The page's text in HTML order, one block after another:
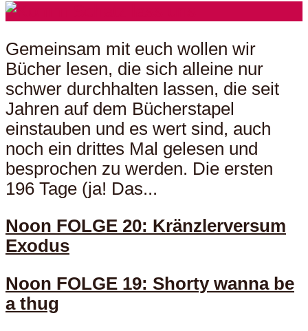
Gemeinsam mit euch wollen wir
Bücher lesen, die sich alleine nur
schwer durchhalten lassen, die seit
Jahren auf dem Bücherstapel
einstauben und es wert sind, auch
noch ein drittes Mal gelesen und
besprochen zu werden. Die ersten
196 Tage (ja! Das...
Noon FOLGE 20: Kränzlerversum
Exodus
Noon FOLGE 19: Shorty wanna be
a thug